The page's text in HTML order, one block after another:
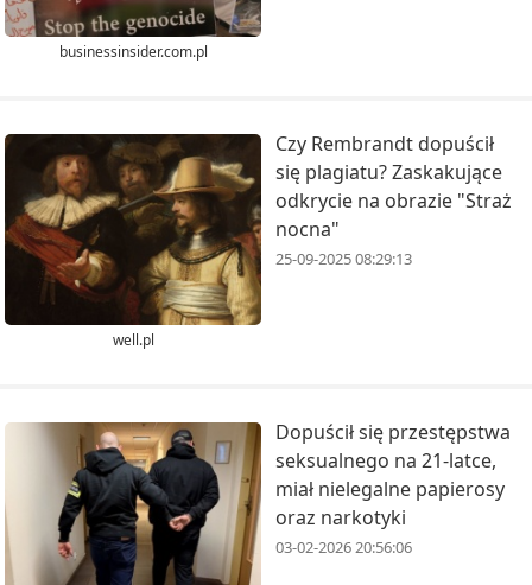
businessinsider.com.pl
well.pl
Czy Rembrandt dopuścił
się plagiatu? Zaskakujące
odkrycie na obrazie "Straż
nocna"
25-09-2025 08:29:13
Dopuścił się przestępstwa
seksualnego na 21-latce,
miał nielegalne papierosy
oraz narkotyki
03-02-2026 20:56:06